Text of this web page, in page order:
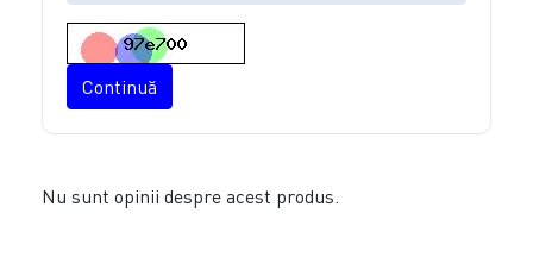
Continuă
Nu sunt opinii despre acest produs.